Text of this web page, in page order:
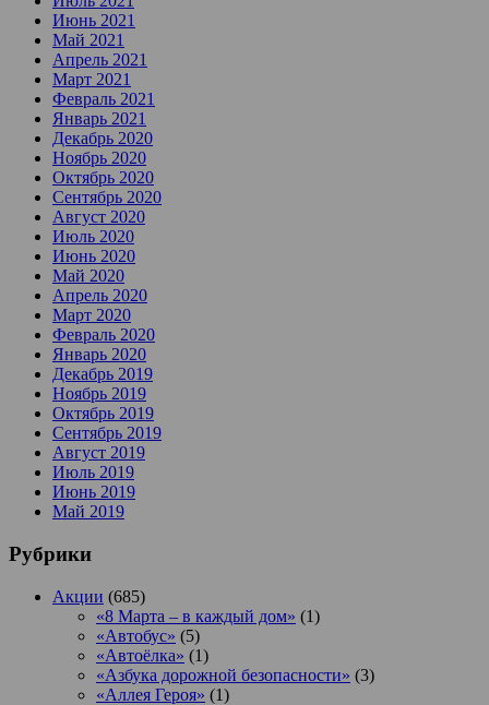
Июнь 2021
Май 2021
Апрель 2021
Март 2021
Февраль 2021
Январь 2021
Декабрь 2020
Ноябрь 2020
Октябрь 2020
Сентябрь 2020
Август 2020
Июль 2020
Июнь 2020
Май 2020
Апрель 2020
Март 2020
Февраль 2020
Январь 2020
Декабрь 2019
Ноябрь 2019
Октябрь 2019
Сентябрь 2019
Август 2019
Июль 2019
Июнь 2019
Май 2019
Рубрики
Акции (685)
«8 Марта – в каждый дом» (1)
«Автобус» (5)
«Автоёлка» (1)
«Азбука дорожной безопасности» (3)
«Аллея Героя» (1)